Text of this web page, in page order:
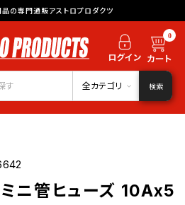
品の専門通販アストロプロダクツ
0
全カテゴリ 検索
ニ管ヒューズ 10Ax5